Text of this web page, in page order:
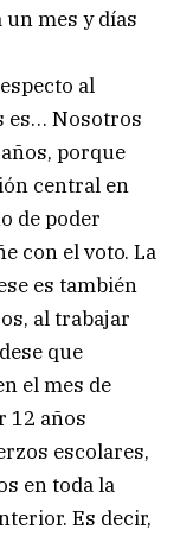
un mes y días
al
es… Nosotros
porque
central en
de poder
con el voto. La
es también
al trabajar
que
el mes de
12 años
escolares,
en toda la
Es decir,